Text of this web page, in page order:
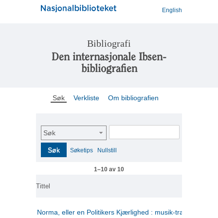
English
Bibliografi
Den internasjonale Ibsen-
bibliografien
Søk Verkliste Om bibliografien
Søk
Søk Søketips Nullstill
1–10 av 10
Tittel
Norma, eller en Politikers Kjærlighed : musik-tragedie i tre